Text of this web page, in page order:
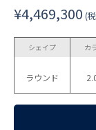
¥4,469,300 (
シェイプ
ラウンド
カ